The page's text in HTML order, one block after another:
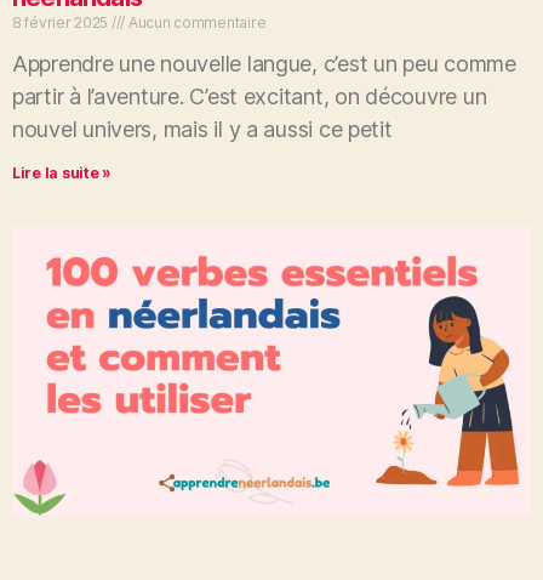
8 février 2025 Aucun commentaire
Apprendre une nouvelle langue, c’est un peu comme
partir à l’aventure. C’est excitant, on découvre un
nouvel univers, mais il y a aussi ce petit
Lire la suite »